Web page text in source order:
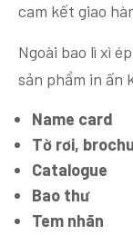
cam kết giao
Ngoài bao lì xì
sản phẩm in ấn
Name card
Tờ rơi,
Catalogue
Bao thư
Tem nhãn